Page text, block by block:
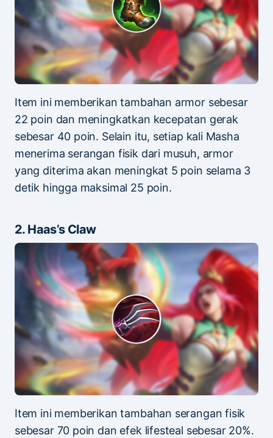
Item ini memberikan tambahan armor sebesar
22 poin dan meningkatkan kecepatan gerak
sebesar 40 poin. Selain itu, setiap kali Masha
menerima serangan fisik dari musuh, armor
yang diterima akan meningkat 5 poin selama 3
detik hingga maksimal 25 poin.
2. Haas’s Claw
Item ini memberikan tambahan serangan fisik
sebesar 70 poin dan efek lifesteal sebesar 20%.